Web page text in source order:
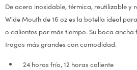
De acero inoxidable, térmica, reutilizable y
Wide Mouth de 16 oz es la botella ideal
o calientes por más tiempo. Su boca
tragos más grandes con comodidad.
24 horas frío, 12 horas caliente